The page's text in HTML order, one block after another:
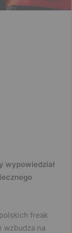
wypowiedział
freak
wzbudza na